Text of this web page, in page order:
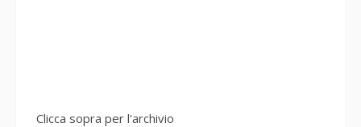
Clicca sopra per l'archivio